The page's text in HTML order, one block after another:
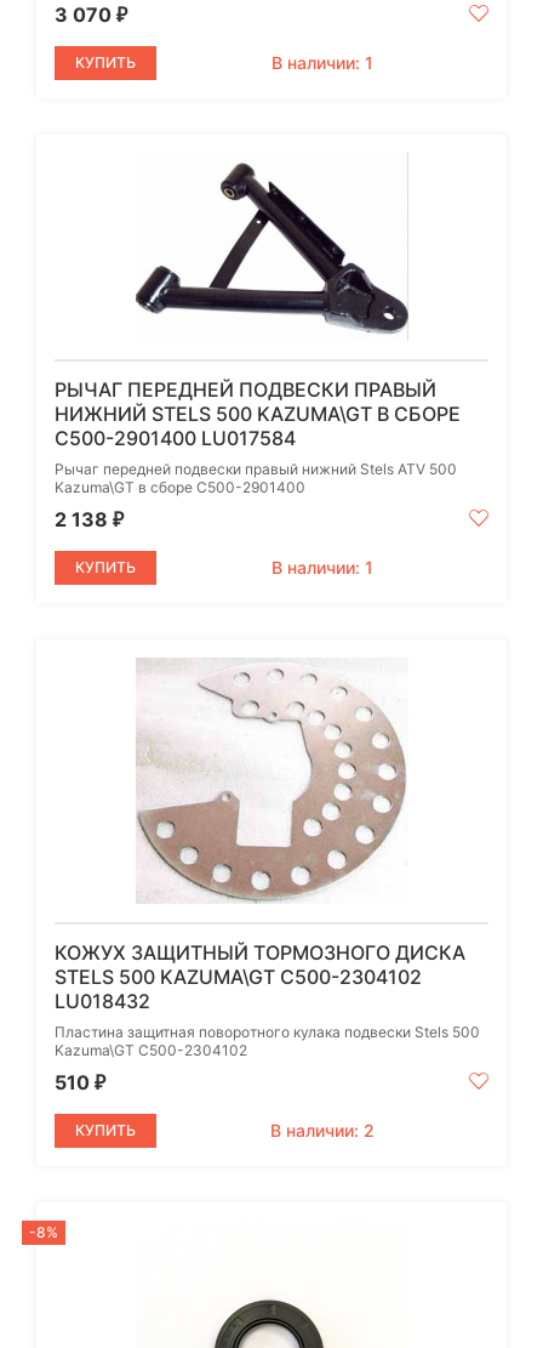
3 070 ₽
КУПИТЬ В наличии: 1
РЫЧАГ ПЕРЕДНЕЙ ПОДВЕСКИ ПРАВЫЙ
НИЖНИЙ STELS 500 KAZUMA\GT В СБОРЕ
C500-2901400 LU017584
Рычаг передней подвески правый нижний Stels ATV 500
Kazuma\GT в сборе C500-2901400
2 138 ₽
КУПИТЬ В наличии: 1
КОЖУХ ЗАЩИТНЫЙ ТОРМОЗНОГО ДИСКА
STELS 500 KAZUMA\GT C500-2304102
LU018432
Пластина защитная поворотного кулака подвески Stels 500
Kazuma\GT C500-2304102
510 ₽
КУПИТЬ В наличии: 2
-8%